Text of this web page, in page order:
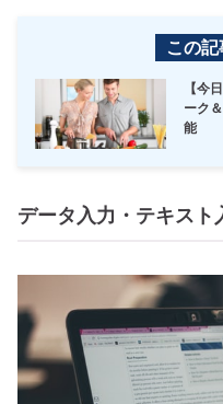
この
【今
ーク
能
データ入力・テキスト